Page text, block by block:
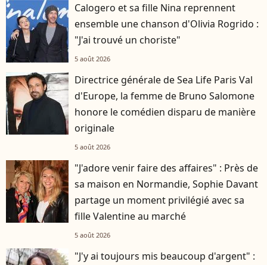
Calogero et sa fille Nina reprennent
ensemble une chanson d'Olivia Rogrido :
"J'ai trouvé un choriste"
5 août 2026
Directrice générale de Sea Life Paris Val
d'Europe, la femme de Bruno Salomone
honore le comédien disparu de manière
originale
5 août 2026
"J'adore venir faire des affaires" : Près de
sa maison en Normandie, Sophie Davant
partage un moment privilégié avec sa
fille Valentine au marché
5 août 2026
"J'y ai toujours mis beaucoup d'argent" :